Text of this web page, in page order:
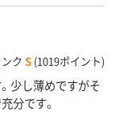
ク S (1019ポイント)
少し薄めですがそ
分です。